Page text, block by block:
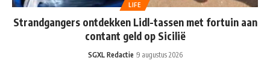
LIFE
Strandgangers ontdekken Lidl-tassen met fortuin aan
contant geld op Sicilië
SGXL Redactie 9 augustus 2026